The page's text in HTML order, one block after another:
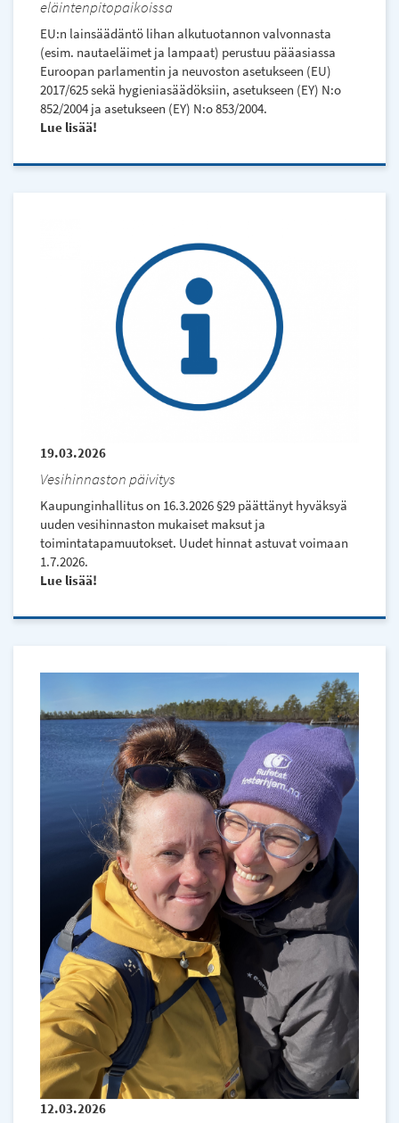
eläintenpitopaikoissa
EU:n lainsäädäntö lihan alkutuotannon valvonnasta
(esim. nautaeläimet ja lampaat) perustuu pääasiassa
Euroopan parlamentin ja neuvoston asetukseen (EU)
2017/625 sekä hygieniasäädöksiin, asetukseen (EY) N:o
852/2004 ja asetukseen (EY) N:o 853/2004.
Lue lisää
19.03.2026
Vesihinnaston päivitys
Kaupunginhallitus on 16.3.2026 §29 päättänyt hyväksyä
uuden vesihinnaston mukaiset maksut ja
toimintatapamuutokset. Uudet hinnat astuvat voimaan
1.7.2026.
Lue lisää
12.03.2026